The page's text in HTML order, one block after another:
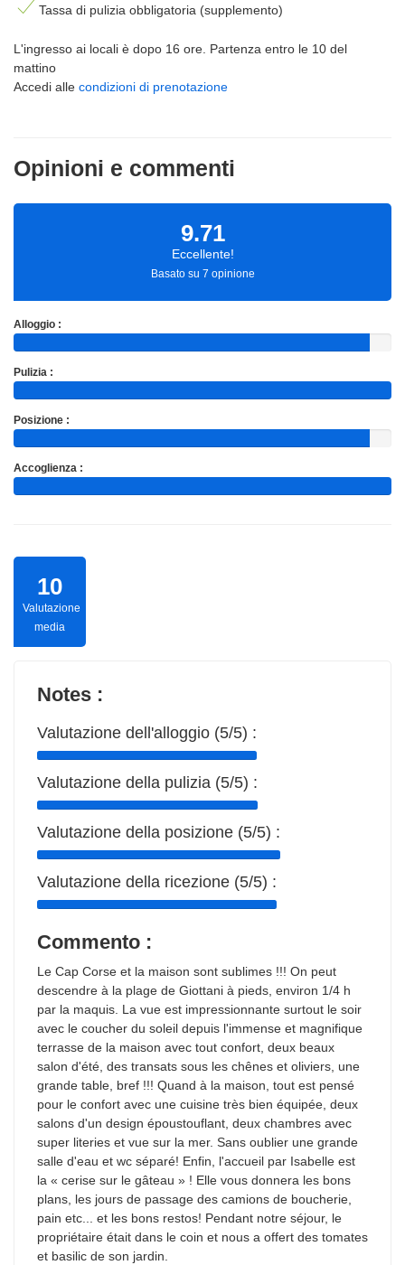
Tassa di pulizia obbligatoria (supplemento)
L'ingresso ai locali è dopo 16 ore. Partenza entro le 10 del
mattino
Accedi alle condizioni di prenotazione
Opinioni e commenti
9.71
Eccellente!
Basato su 7 opinione
Alloggio :
Pulizia :
Posizione :
Accoglienza :
10
Valutazione
media
Notes :
Valutazione dell'alloggio (5/5) :
Valutazione della pulizia (5/5) :
Valutazione della posizione (5/5) :
Valutazione della ricezione (5/5) :
Commento :
Le Cap Corse et la maison sont sublimes !!! On peut
descendre à la plage de Giottani à pieds, environ 1/4 h
par la maquis. La vue est impressionnante surtout le soir
avec le coucher du soleil depuis l'immense et magnifique
terrasse de la maison avec tout confort, deux beaux
salon d'été, des transats sous les chênes et oliviers, une
grande table, bref !!! Quand à la maison, tout est pensé
pour le confort avec une cuisine très bien équipée, deux
salons d'un design époustouflant, deux chambres avec
super literies et vue sur la mer. Sans oublier une grande
salle d'eau et wc séparé! Enfin, l'accueil par Isabelle est
la « cerise sur le gâteau » ! Elle vous donnera les bons
plans, les jours de passage des camions de boucherie,
pain etc... et les bons restos! Pendant notre séjour, le
propriétaire était dans le coin et nous a offert des tomates
et basilic de son jardin.